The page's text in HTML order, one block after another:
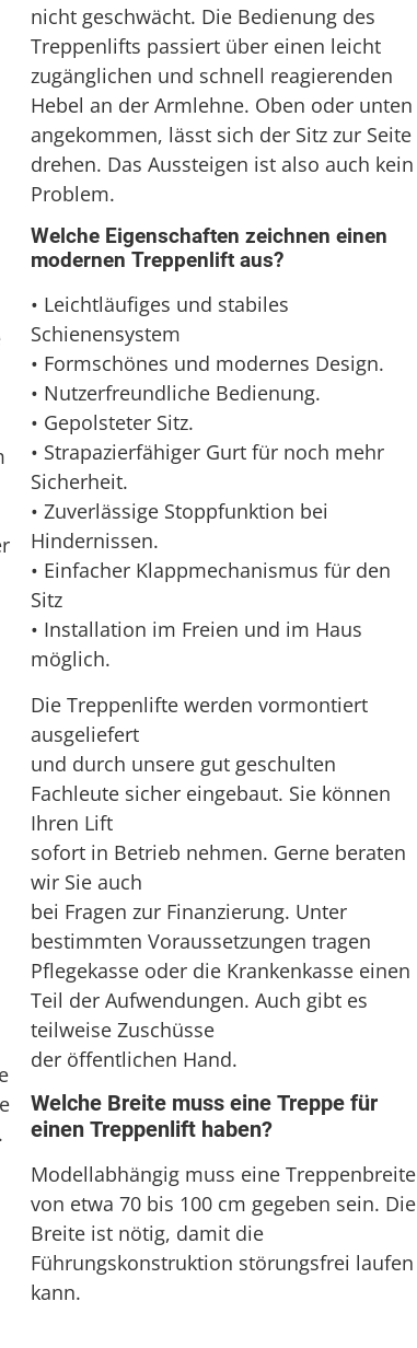
nicht geschwächt. Die Bedienung des
Treppenlifts passiert über einen leicht
zugänglichen und schnell reagierenden
Hebel an der Armlehne. Oben oder unten
angekommen, lässt sich der Sitz zur Seite
drehen. Das Aussteigen ist also auch kein
Problem.
Welche Eigenschaften zeichnen einen
modernen Treppenlift aus?
• Leichtläufiges und stabiles
Schienensystem
• Formschönes und modernes Design.
• Nutzerfreundliche Bedienung.
• Gepolsteter Sitz.
• Strapazierfähiger Gurt für noch mehr
Sicherheit.
• Zuverlässige Stoppfunktion bei
Hindernissen.
• Einfacher Klappmechanismus für den
Sitz
• Installation im Freien und im Haus
möglich.
Die Treppenlifte werden vormontiert
ausgeliefert
und durch unsere gut geschulten
Fachleute sicher eingebaut. Sie können
Ihren Lift
sofort in Betrieb nehmen. Gerne beraten
wir Sie auch
bei Fragen zur Finanzierung. Unter
bestimmten Voraussetzungen tragen
Pflegekasse oder die Krankenkasse einen
Teil der Aufwendungen. Auch gibt es
teilweise Zuschüsse
der öffentlichen Hand.
Welche Breite muss eine Treppe für
einen Treppenlift haben?
Modellabhängig muss eine Treppenbreite
von etwa 70 bis 100 cm gegeben sein. Die
Breite ist nötig, damit die
Führungskonstruktion störungsfrei laufen
kann.